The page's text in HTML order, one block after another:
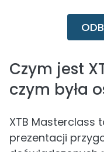
Czym jest
czym była
XTB Masterclass
prezentacji